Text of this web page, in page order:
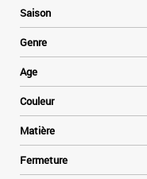
Saison
Genre
Age
Couleur
Matière
Fermeture